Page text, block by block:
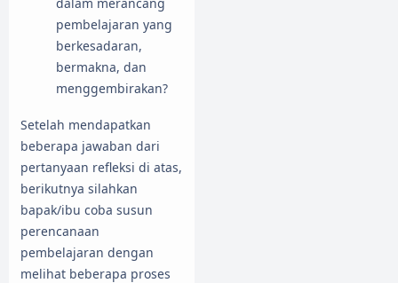
pembelajaran yang
berkesadaran,
bermakna, dan
menggembirakan?
Setelah mendapatkan
beberapa jawaban dari
pertanyaan refleksi di atas,
berikutnya silahkan
bapak/ibu coba susun
perencanaan
pembelajaran dengan
melihat beberapa proses